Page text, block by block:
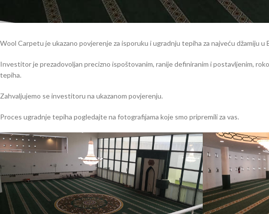
Wool Carpetu je ukazano povjerenje za isporuku i ugradnju tepiha za najveću džamiju
Investitor je prezadovoljan precizno ispoštovanim, ranije definiranim i postavljenim,
tepiha.
Zahvaljujemo se investitoru na ukazanom povjerenju.
Proces ugradnje tepiha pogledajte na fotografijama koje smo pripremili za vas.